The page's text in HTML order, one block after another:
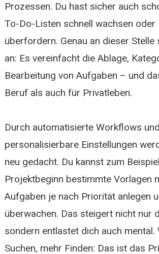
Prozessen. Du hast sicher auch
To-Do-Listen schnell wachsen oder
überfordern. Genau an dieser
an: Es vereinfacht die Ablage,
Bearbeitung von Aufgaben – und
Beruf als auch für Privatleben.
Durch automatisierte Workflows und
personalisierbare Einstellungen
neu gedacht. Du kannst zum
Projektbeginn bestimmte Vorlagen
Aufgaben je nach Priorität anlegen
überwachen. Das steigert nicht nur
sondern entlastet dich auch mental.
Suchen, mehr Finden: Das ist das